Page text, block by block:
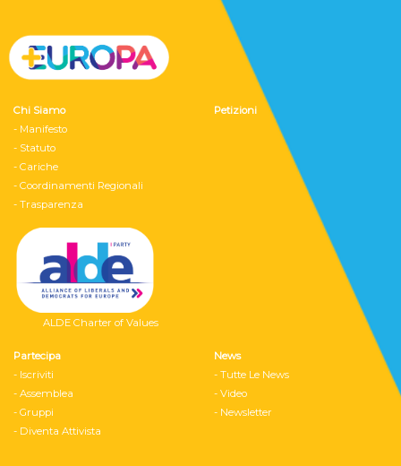
Chi Siamo
- Manifesto
- Statuto
- Cariche
- Coordinamenti Regionali
- Trasparenza
ALDE Charter of Values
Petizioni
Partecipa
- Iscriviti
- Assemblea
- Gruppi
- Diventa Attivista
News
- Tutte Le News
- Video
- Newsletter